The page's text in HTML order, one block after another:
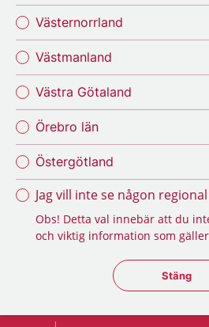
Västernorrland
Västmanland
Västra Götaland
Örebro län
Östergötland
Jag vill inte se någon
Obs! Detta val innebär att du
och viktig information som
Stäng
Stäng